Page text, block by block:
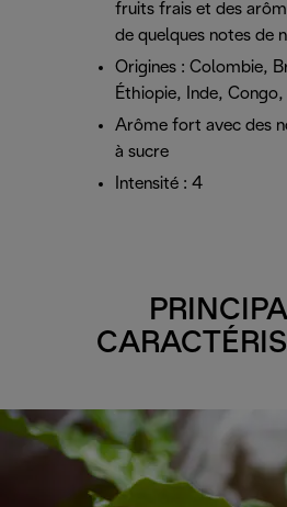
fruits frais et des
de quelques notes de
Origines : Colombie,
Éthiopie, Inde, Congo,
Arôme fort avec des
à sucre
Intensité : 4